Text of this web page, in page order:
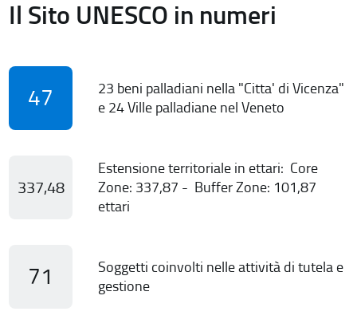
Il Sito UNESCO in numeri
47
23 beni palladiani nella "Citta' di Vicenza"
e 24 Ville palladiane nel Veneto
337,48
Estensione territoriale in ettari: Core
Zone: 337,87 - Buffer Zone: 101,87
ettari
71
Soggetti coinvolti nelle attività di tutela e
gestione